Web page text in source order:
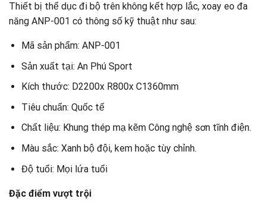
Thiết bị thể dục đi bộ trên không kết hợp lắc, xoay eo đa
năng ANP-001 có thông số kỹ thuật như sau:
Mã sản phẩm: ANP-001
Sản xuất tại: An Phú Sport
Kích thước: D2200x R800x C1360mm
Tiêu chuẩn: Quốc tế
Chất liệu: Khung thép mạ kẽm Công nghệ sơn tĩnh điện.
Màu sắc: Xanh bộ đội, kem hoặc tùy chỉnh.
Độ tuổi: Mọi lứa tuổi
Đặc điểm vượt trội